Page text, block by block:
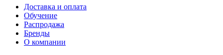
Доставка и оплата
Обучение
Распродажа
Бренды
О компании